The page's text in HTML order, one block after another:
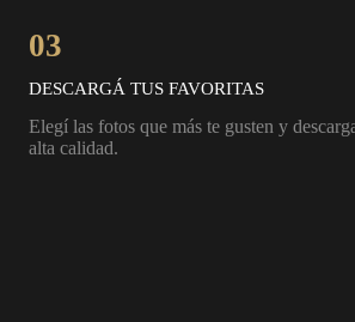
03
DESCARGÁ TUS FAVORITAS
Elegí las fotos que más te gusten y
alta calidad.